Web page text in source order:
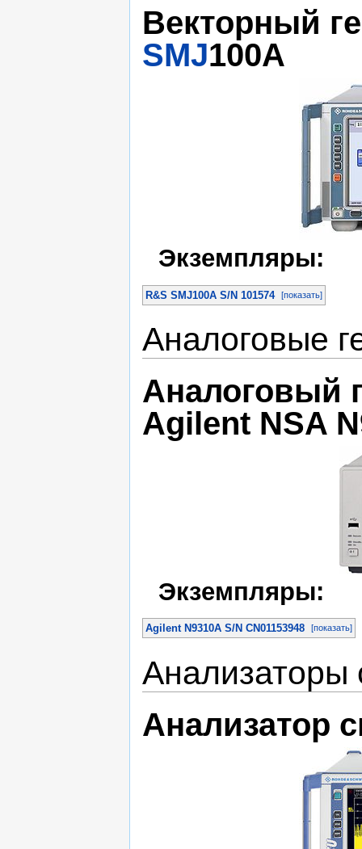
Векторный
SMJ100A
Экземпляры:
[показать]
R&S SMJ100A S/N 101574
Аналоговые
Аналоговый
Agilent NSA
Экземпляры:
[показать]
Agilent N9310A S/N CN01153948
Анализаторы
Анализатор